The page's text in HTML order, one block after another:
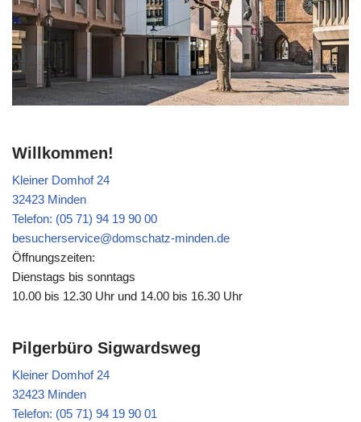
Willkommen!
Kleiner Domhof 24
32423 Minden
Telefon: (05 71) 94 19 90 00
besucherservice@domschatz-minden.de
Öffnungszeiten:
Dienstags bis sonntags
10.00 bis 12.30 Uhr und 14.00 bis 16.30 Uhr
Pilgerbüro Sigwardsweg
Kleiner Domhof 24
32423 Minden
Telefon: (05 71) 94 19 90 01